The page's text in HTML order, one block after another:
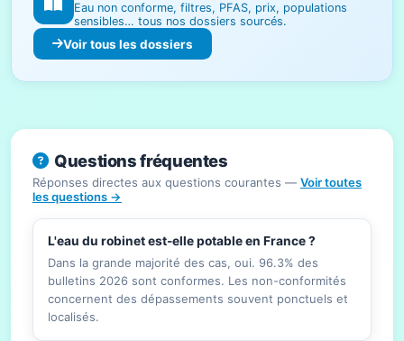
Eau non conforme, filtres, PFAS, prix, populations
sensibles… tous nos dossiers sourcés.
Voir tous les dossiers
Questions fréquentes
Réponses directes aux questions courantes — Voir toutes
les questions →
L'eau du robinet est-elle potable en France ?
Dans la grande majorité des cas, oui. 96.3% des
bulletins 2026 sont conformes. Les non-conformités
concernent des dépassements souvent ponctuels et
localisés.